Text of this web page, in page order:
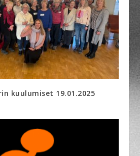
kuulumiset 19.01.2025